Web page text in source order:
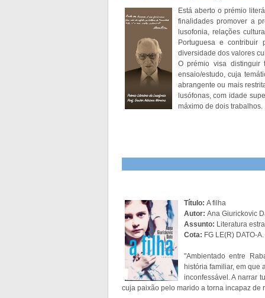
Está aberto o prémio
finalidades promover a
lusofonia, relações
Portuguesa e
diversidade dos valores
O prémio visa distinguir
ensaio/estudo, cuja
abrangente ou mais
lusófonas, com idade
máximo de dois trabalhos.
Título: A filha
Autor: Ana Giurickovic
Assunto: Literatura
Cota: FG LE(R) DATO-A.
"Ambientado entre
história familiar, em que
inconfessável. A narrar
cuja paixão pelo marido a torna incapaz de